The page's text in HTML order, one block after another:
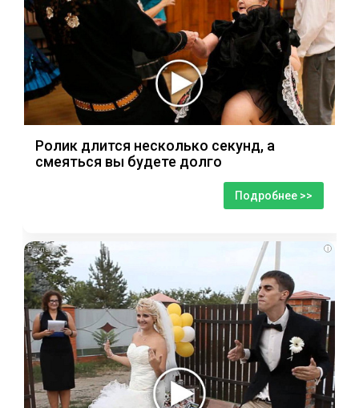
Ролик длится несколько секунд, а
смеяться вы будете долго
Подробнее >>
i